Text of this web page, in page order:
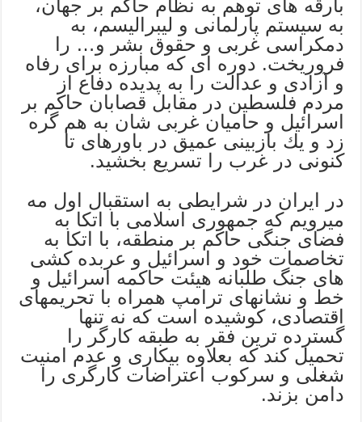
بارقه های توهم به نظام حاكم بر جهان،
به سیستم پارلمانی و لیبرالیسم، به
دمكراسی غربی و حقوق بشر و… را
فروریخت. دوره ای كه مبارزه برای رفاه
و آزادی و عدالت را به پدیده دفاع از
مردم فلسطین در مقابل قصابان حاكم بر
اسرائیل و حامیان غربی شان به هم گره
زد و یك بازبینی عمیق در باورهای تا
كنونی در غرب را تسریع بخشید.
در ایران در شرایطی به استقبال اول مه
میرویم كه جمهوری اسلامی با اتكا به
فضای جنگی حاكم بر منطقه، با اتكا به
تخاصمات خود و اسرائیل و عربده كشی
های جنگ طلبانه هیئت حاكمه اسرائیل و
خط و نشانهای ترامپ همراه با تحریمهای
اقتصادی، كوشیده است كه نه تنها
گسترده ترین فقر به طبقه كارگر را
تحمیل كند كه بعلاوه بیكاری و عدم امنیت
شغلی و سرکوب اعتراضات کارگری را
دامن بزند.